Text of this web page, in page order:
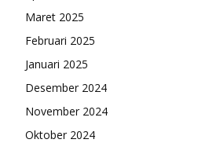
Maret 2025
Februari 2025
Januari 2025
Desember 2024
November 2024
Oktober 2024